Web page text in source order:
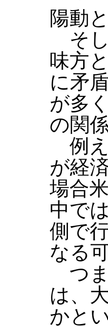
陽動
そし
味方
に矛
が多
の関
例え
が経
場合
中で
側で
なる
つま
は、
かと